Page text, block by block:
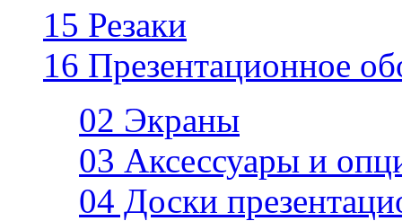
15 Резаки
16 Презентационное
02 Экраны
03 Аксессуары и
04 Доски